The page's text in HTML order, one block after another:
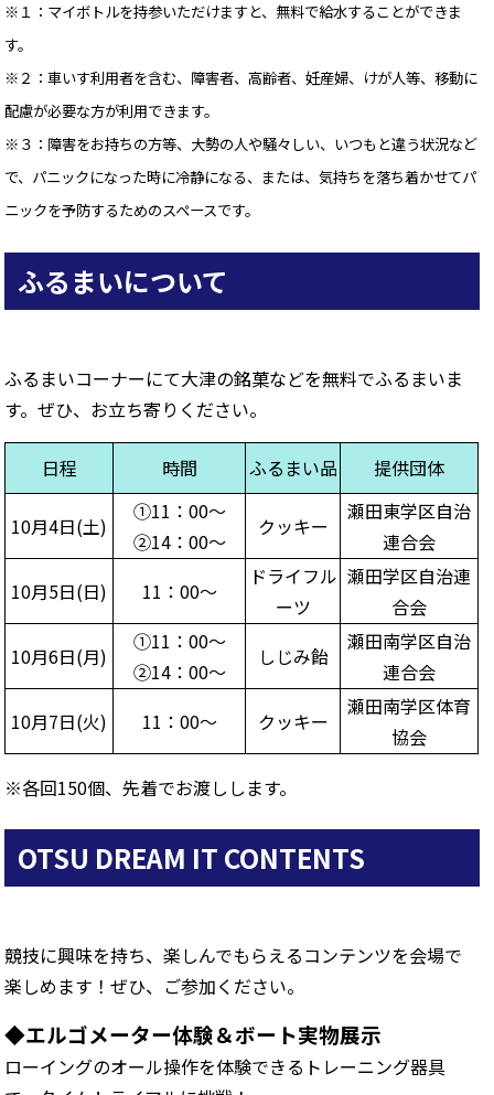
※１：マイボトルを持参いただけますと、無料で給水することができま
す。
※２：車いす利用者を含む、障害者、高齢者、妊産婦、けが人等、移動に
配慮が必要な方が利用できます。
※３：障害をお持ちの方等、大勢の人や騒々しい、いつもと違う状況など
で、パニックになった時に冷静になる、 または、気持ちを落ち着かせてパ
ニックを予防するためのスペースです。
ふるまいについて
ふるまいコーナーにて大津の銘菓などを無料でふるまいま
す。ぜひ、お立ち寄りください。
日程 時間 ふるまい品 提供団体
10月4日(土)
①11：00～
②14：00～
クッキー
瀬田東学区自治
連合会
10月5日(日)
11：00～
ドライフル
ーツ
瀬田学区自治連
合会
10月6日(月)
①11：00～
②14：00～
しじみ飴
瀬田南学区自治
連合会
10月7日(火)
11：00～ クッキー
瀬田南学区体育
協会
※各回150個、先着でお渡しします。
OTSU DREAM IT CONTENTS
競技に興味を持ち、楽しんでもらえるコンテンツを会場で
楽しめます！ぜひ、ご参加ください。
◆エルゴメーター体験＆ボート実物展示
ローイングのオール操作を体験できるトレーニング器具